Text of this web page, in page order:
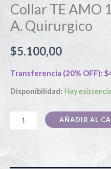
Collar TE AMO
A. Quirurgico
$5.100,00
Transferencia (20% OFF): $
Disponibilidad: Hay
AÑADIR AL